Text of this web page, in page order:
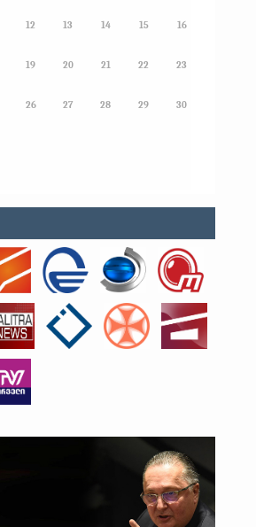
12 13 14 15 16
19 20 21 22 23
26 27 28 29 30